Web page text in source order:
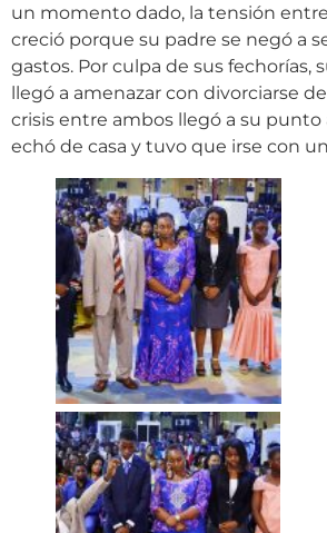
un momento dado, la tensión entre
creció porque su padre se negó a
gastos. Por culpa de sus fechorías,
llegó a amenazar con divorciarse
crisis entre ambos llegó a su
echó de casa y tuvo que irse con